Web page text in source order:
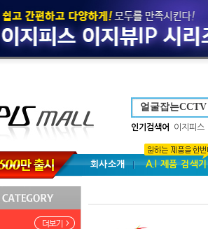
인기검색어 이지피스
회사소개 A.I 제품 검색기